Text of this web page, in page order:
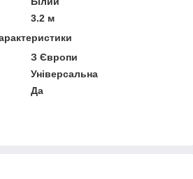
3.2 м
З Європи
Універсальна
Да